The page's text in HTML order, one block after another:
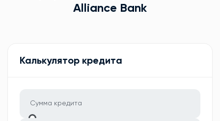
Alliance Bank
Калькулятор кредита